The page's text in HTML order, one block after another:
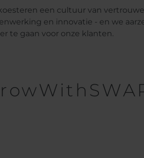
een cultuur van
en innovatie - en we
te gaan voor onze klanten.